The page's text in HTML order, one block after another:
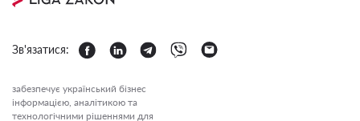
Зв'язатися:
забезпечує український бізнес
інформацією, аналітикою та
технологічними рішеннями для